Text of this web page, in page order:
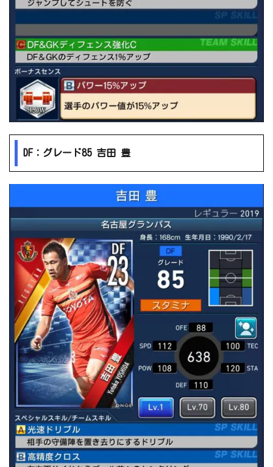
DF：グレード85 吉田 豊